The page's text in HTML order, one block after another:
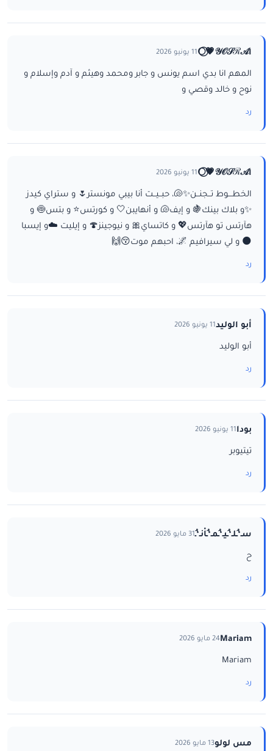
ا𝒴𝒪𝒮ℛ𝒜💗⃝🌕 11 يونيو 2026
المهم انا بدي اسم يونس و جابر ومحمد وهيثم و آدم وإسلام و
نوح و خالد وقصي و
رد
ا𝒴𝒪𝒮ℛ𝒜💗⃝🌕 11 يونيو 2026
الخطـــوط تــجنــن✨🐚، حبــيــت أنا بيبي مونستر🌷 و ستراي كيدز
✨و بلاك بينك🍇 و إيف🐚 و أنهايبن🤍 و كورتس⭐ و بتس🍥 و
هآرتس تو هآرتس💖 و كاتساي🎀 و نيوجينز🍄 و إيليت ☁️و إيسبا
🌑 و لي سيرافيم 🌌، احبهم موت😚🙌
رد
أبو الوليد11 يونيو 2026
أبو الوليد
رد
بودا11 يونيو 2026
تيتيوبر
رد
سـ‘ـُلـ‘ـُيـ‘ـُمـ‘ـُاْنـ‘ـُ31 مايو 2026
ح
رد
Mariam24 مايو 2026
Mariam
رد
مس لولو13 مايو 2026